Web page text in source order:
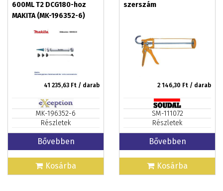
600ML T2 DCG180-hoz
MAKITA (MK-196352-6)
41 235,63 Ft / darab
MK-196352-6
Részletek
Bővebben
Kosárba
szerszám
2 146,30 Ft / darab
SM-111072
Részletek
Bővebben
Kosárba